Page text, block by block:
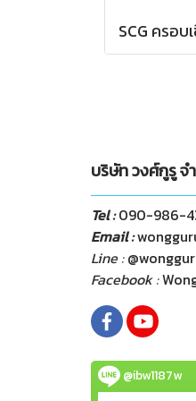
บริษัท วงศ์กูรู จ
Tel :090-986-
Email :
Line :
Facebook :
@ibw1187w